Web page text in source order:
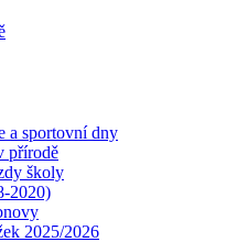
a sportovní dny
přírodě
školy
2020)
2025/2026